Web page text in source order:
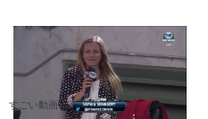
すごい動画